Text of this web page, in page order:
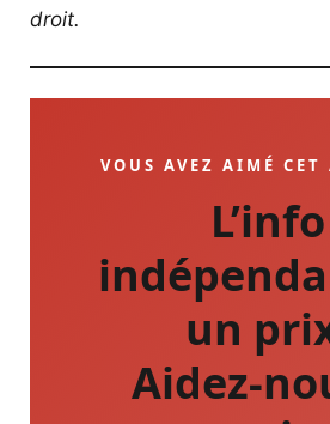
droit.
VOUS AVEZ AIMÉ CET
L’info
un
Aidez-